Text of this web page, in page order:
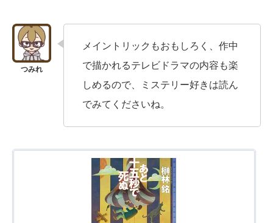
メイントリックもおもしろく、作中
で描かれるテレビドラマの内容も楽
しめるので、ミステリー好きは読ん
でみてくださいね。